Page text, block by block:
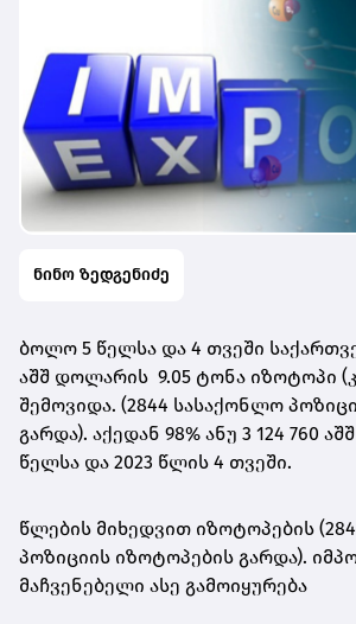
ნინო ზედგენიძე
ბოლო 5 წელსა და 4 თვეში
აშშ დოლარის 9.05 ტონა იზოტოპი
შემოვიდა. (2844 სასაქონლო
გარდა). აქედან 98% ანუ 3 124 760
წელსა და 2023 წლის 4 თვეში.
წლების მიხედვით იზოტოპების
პოზიციის იზოტოპების გარდა).
მაჩვენებელი ასე გამოიყურება